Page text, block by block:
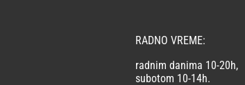
RADNO VREME:
radnim danima 10-20h,
subotom 10-14h.